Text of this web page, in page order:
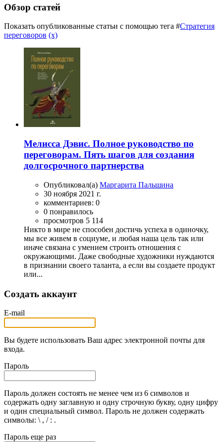
Обзор статей
Показать опубликованные статьи с помощью тега #Стратегия
переговоров (x)
Мелисса Дэвис. Полное руководство по
переговорам. Пять шагов для создания
долгосрочного партнерства
Опубликовал(а) Маргарита Пальшина
30 ноября 2021 г.
комментариев: 0
0 понравилось
просмотров 5 114
Никто в мире не способен достичь успеха в одиночку,
мы все живем в социуме, и любая наша цель так или
иначе связана с умением строить отношения с
окружающими. Даже свободные художники нуждаются
в признании своего таланта, а если вы создаете продукт
или...
Создать аккаунт
E-mail
Вы будете использовать Ваш адрес электронной почты для
входа.
Пароль
Пароль должен состоять не менее чем из 6 символов и
содержать одну заглавную и одну строчную букву, одну цифру
и один специальный символ. Пароль не должен содержать
символы: \ , / : .
Пароль еще раз